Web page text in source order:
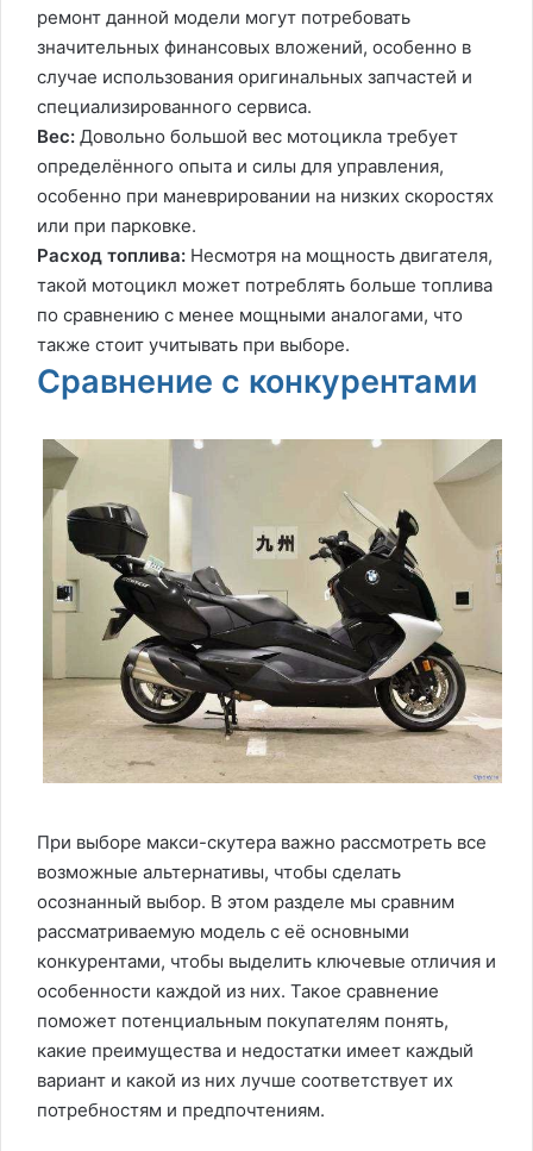
ремонт данной модели могут потребовать
значительных финансовых вложений, особенно в
случае использования оригинальных запчастей и
специализированного сервиса.
Вес: Довольно большой вес мотоцикла требует
определённого опыта и силы для управления,
особенно при маневрировании на низких скоростях
или при парковке.
Расход топлива: Несмотря на мощность двигателя,
такой мотоцикл может потреблять больше топлива
по сравнению с менее мощными аналогами, что
также стоит учитывать при выборе.
Сравнение с конкурентами
При выборе макси-скутера важно рассмотреть все
возможные альтернативы, чтобы сделать
осознанный выбор. В этом разделе мы сравним
рассматриваемую модель с её основными
конкурентами, чтобы выделить ключевые отличия и
особенности каждой из них. Такое сравнение
поможет потенциальным покупателям понять,
какие преимущества и недостатки имеет каждый
вариант и какой из них лучше соответствует их
потребностям и предпочтениям.